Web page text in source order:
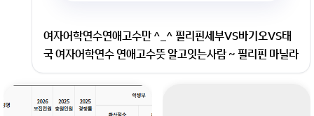
여자어학연수연애고수만 ^_^ 필리핀세부VS바기오VS태
국 여자어학연수 연애고수뜻 알고잇는사람 ~ 필리핀 마닐라
는 갓다왓고요 ~ 세부안갓는데 바기오도
여자어학연수 연애고수뜻 알고잇는사람 ~ 필리핀 마닐라는